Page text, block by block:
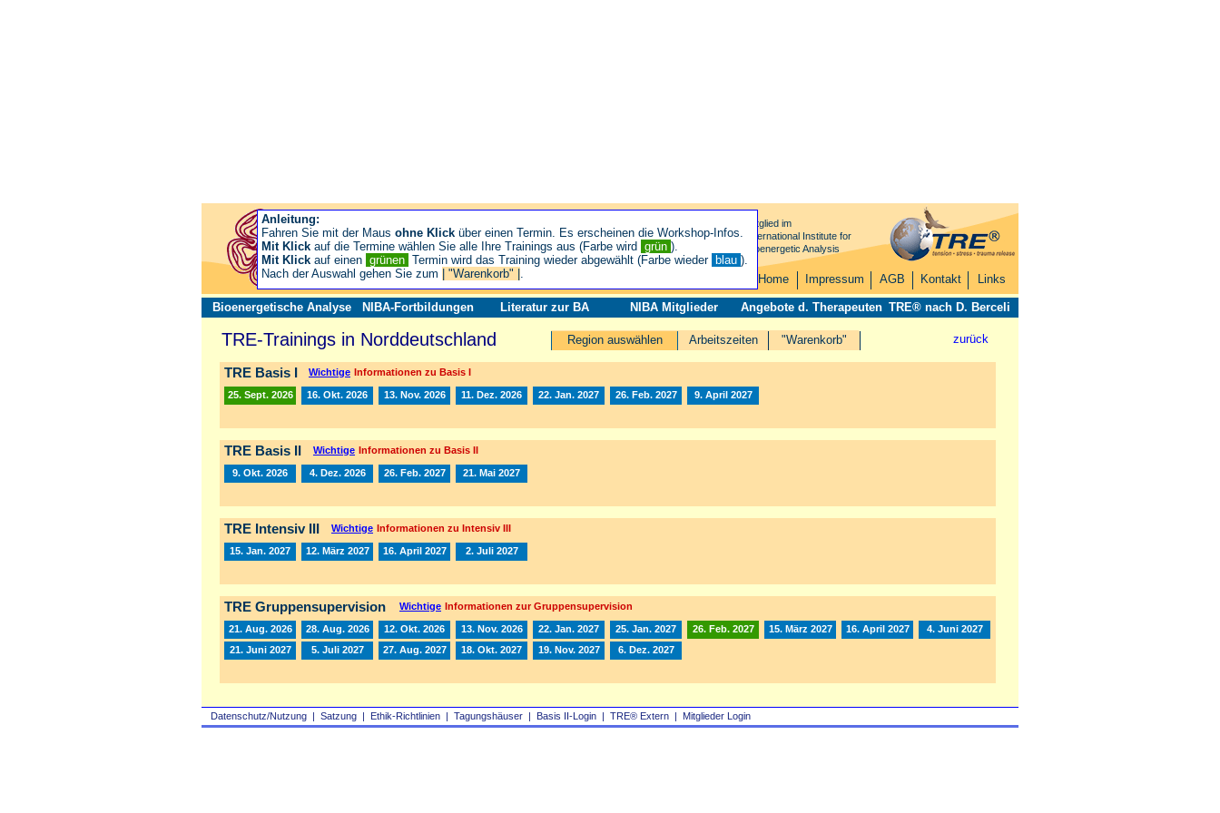
Datenschutz/Nutzung | Satzung | Ethik-Richtlinien | Tagungshäuser | Basis II‑Login | TRE® Extern | Mitglieder Login
Mitglied im
International Institute for
Bioenergetic Analysis
Home Impressum AGB Kontakt Links
Bioenergetische Analyse NIBA-Fortbildungen Literatur zur BA NIBA Mitglieder Angebote d. Therapeuten TRE® nach D. Berceli
zurück
Arbeitszeiten "Warenkorb"
TRE-Trainings in Norddeutschland Region auswählen
TRE Basis I Wichtige Informationen zu Basis I
25. Sept. 2026 16. Okt. 2026 13. Nov. 2026 11. Dez. 2026 22. Jan. 2027 26. Feb. 2027 9. April 2027
TRE Basis II Wichtige Informationen zu Basis II
9. Okt. 2026 4. Dez. 2026 26. Feb. 2027 21. Mai 2027
TRE Intensiv III Wichtige Informationen zu Intensiv III
15. Jan. 2027 12. März 2027 16. April 2027 2. Juli 2027
TRE Gruppensupervision Wichtige Informationen zur Gruppensupervision
21. Aug. 2026 28. Aug. 2026 12. Okt. 2026 13. Nov. 2026 22. Jan. 2027 25. Jan. 2027 26. Feb. 2027 15. März 2027 16. April 2027
4. Juni 2027
21. Juni 2027
5. Juli 2027 27. Aug. 2027 18. Okt. 2027 19. Nov. 2027 6. Dez. 2027
Anleitung:
Fahren Sie mit der Maus ohne Klick über einen Termin. Es erscheinen die Workshop-Infos.
Mit Klick auf die Termine wählen Sie alle Ihre Trainings aus (Farbe wird grün ).
Mit Klick auf einen grünen Termin wird das Training wieder abgewählt (Farbe wieder blau ).
Nach der Auswahl gehen Sie zum
| "Warenkorb" | .